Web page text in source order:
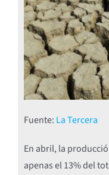
Fuente: La Tercera
En abril, la
apenas el 13% del